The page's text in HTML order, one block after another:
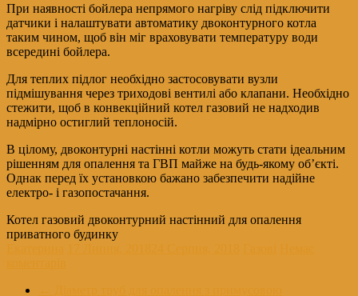
При наявності бойлера непрямого нагріву слід підключити
датчики і налаштувати автоматику двоконтурного котла
таким чином, щоб він міг враховувати температуру води
всередині бойлера.
Для теплих підлог необхідно застосовувати вузли
підмішування через триходові вентилі або клапани. Необхідно
стежити, щоб в конвекційний котел газовий не надходив
надмірно остиглий теплоносій.
В цілому, двоконтурні настінні котли можуть стати ідеальним
рішенням для опалення та ГВП майже на будь-якому об’єкті.
Однак перед їх установкою бажано забезпечити надійне
електро- і газопостачання.
Котел газовий двоконтурний настінний для опалення
приватного будинку